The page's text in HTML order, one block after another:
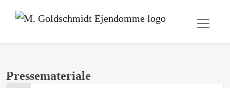
Pressemateriale